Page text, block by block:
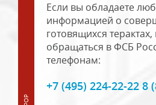
Если вы обладаете
информацией о
готовящихся
обращаться в ФСБ
телефонам:
+7 (495) 224-22-22 8